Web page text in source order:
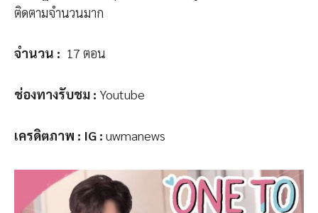
ติดตามจำนวนมาก
จำนวน : 17 ตอน
ช่องทางรับชม : Youtube
เครดิตภาพ : IG : uwmanews